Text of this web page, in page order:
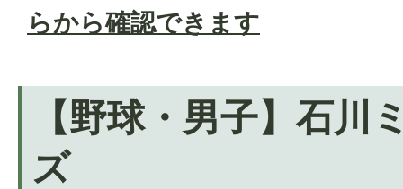
らから確認できます
【野球・男子】石川
ズ